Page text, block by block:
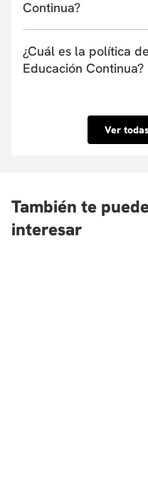
Continua?
entidades financieras
uno a seis meses.
inmediata. Conoce
tenemos convenio aquí.
¿Cuál es la política
Educación Continua?
Ver
También te
interesar